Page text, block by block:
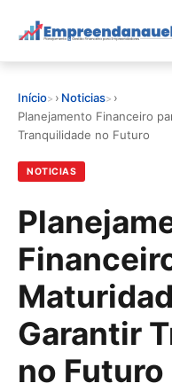
para
principal
EDUCAR E CRESCER
CONTROLE
FERRAMENTAS
Início › Noticias
›
Planejamento Financeiro
Tranquilidade no Futuro
NOTICIAS
Garantir
no Futuro